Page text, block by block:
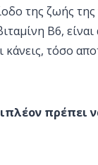
της ζωής της
B6, είναι
τόσο
πρέπει